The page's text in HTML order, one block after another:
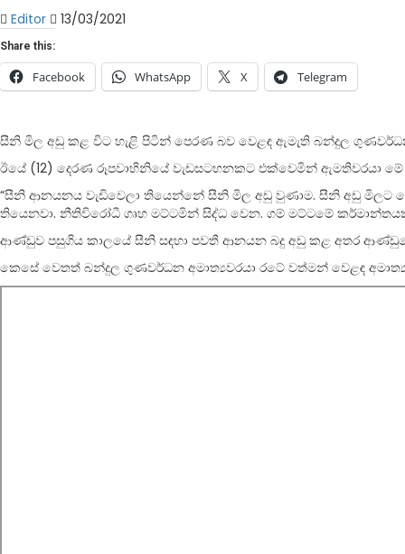
Editor 13/03/2021
Share this:
Facebook WhatsApp X Telegram
සීනි මිල අඩු කළ විට හැළි පිටින් පෙරණ බව වෙළඳ ඇමැති බන්දුල
ඊයේ (12) දෙරණ රූපවාහිනියේ වැඩසටහනකට එක්වෙමින් ඇමතිවරයා
“සීනි ආනයනය වැඩිවෙලා තියෙන්නේ සීනි මිල අඩු වුණාම. සීනි අඩු
තියෙනවා. නීතිවිරෝධී ගෘහ මට්ටමින් සිද්ධ වෙන. ගම් මට්ටමේ
ආණ්ඩුව පසුගිය කාලයේ සීනි සඳහා පවතී ආනයන බදු අඩු කළ අතර
කෙසේ වෙතත් බන්දුල ගුණවර්ධන අමාත්‍යවරයා රටේ වත්මන් වෙළඳ